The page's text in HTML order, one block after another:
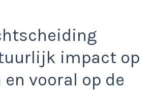
impact op
en vooral op de